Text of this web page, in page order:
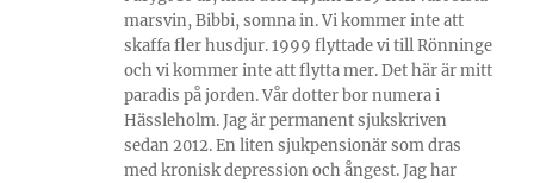
marsvin, Bibbi, somna in. Vi kommer inte att
skaffa fler husdjur. 1999 flyttade vi till Rönninge
och vi kommer inte att flytta mer. Det här är mitt
paradis på jorden. Vår dotter bor numera i
Hässleholm. Jag är permanent sjukskriven
sedan 2012. En liten sjukpensionär som dras
med kronisk depression och ångest. Jag har